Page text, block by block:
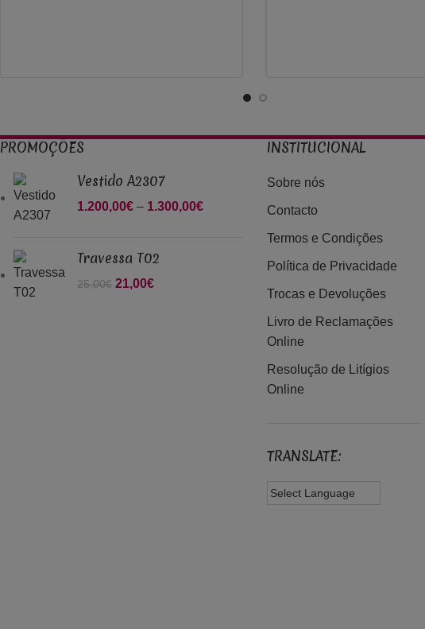
PROMOÇÕES
Vestido A2307
1.200,00€ – 1.300,00€
Travessa T02
25,00€ O preço original era:
21,00€
INSTITUCIONAL
Sobre nós
Contacto
Termos e Condições
Política de Privacidade
Trocas e Devoluções
Livro de Reclamações
Online
Resolução de Litígios
Online
TRANSLATE: